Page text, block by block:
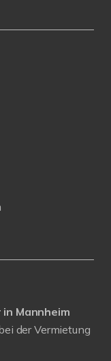
Mannheim
der Vermietung